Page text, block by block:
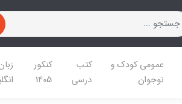
عمومی کودک و
نوجوان
کتب
درسی
کنکور
1405